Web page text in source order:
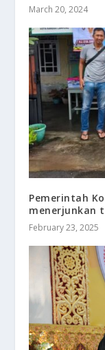
March 20, 2024
Pemerintah
menerjunkan
February 23, 2025